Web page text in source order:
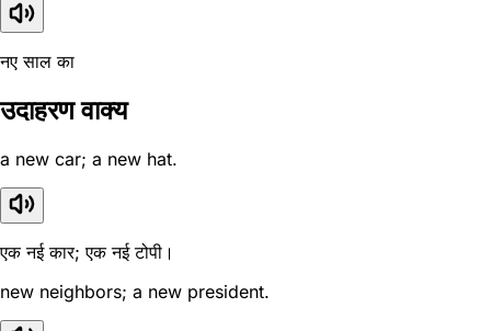
नए साल का
उदाहरण वाक्य
a new car; a new hat.
एक नई कार; एक नई टोपी।
new neighbors; a new president.